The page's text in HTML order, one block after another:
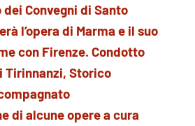
Convegni di Santo
l’opera di Marma e il suo
con Firenze. Condotto
Tirinnanzi, Storico
di alcune opere a cura